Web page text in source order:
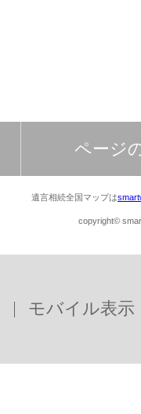
ページ
遺言相続全国マップは
copyright©
モバイル表示